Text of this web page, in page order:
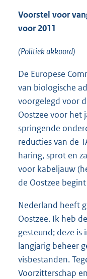
Voorstel voor
voor 2011
(Politiek akkoord)
De Europese
van biologische
voorgelegd voor
Oostzee voor het
springende
reducties van de
haring, sprot en
voor kabeljauw
de Oostzee
Nederland heeft
Oostzee. Ik heb
gesteund; deze
langjarig beheer
visbestanden.
Voorzitterschap